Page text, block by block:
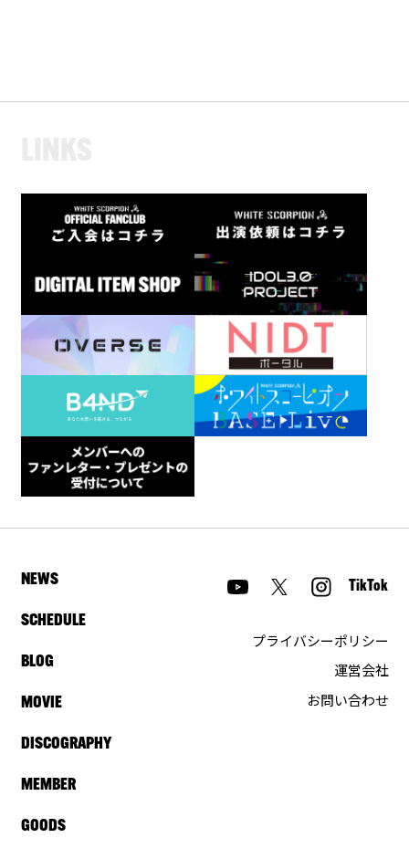
NEWS
SCHEDULE
BLOG
MOVIE
DISCOGRAPHY
MEMBER
GOODS
TikTok
プライバシーポリシー
運営会社
お問い合わせ